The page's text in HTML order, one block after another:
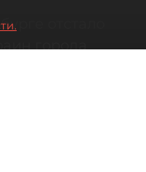
отстало
города